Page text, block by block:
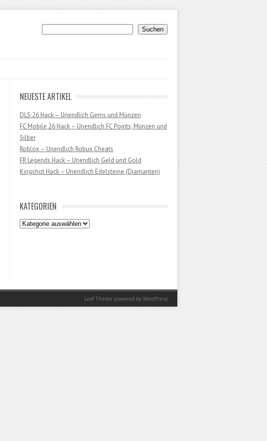
Suchen Suchen
NEUESTE ARTIKEL
DLS 26 Hack – Unendlich Gems und Münzen
FC Mobile 26 Hack – Unendlich FC Points, Münzen und
Silber
Roblox – Unendlich Robux Cheats
FR Legends Hack – Unendlich Geld und Gold
Kingshot Hack – Unendlich Edelsteine (Diamanten)
KATEGORIEN
Kategorien
Leaf Theme powered by WordPress